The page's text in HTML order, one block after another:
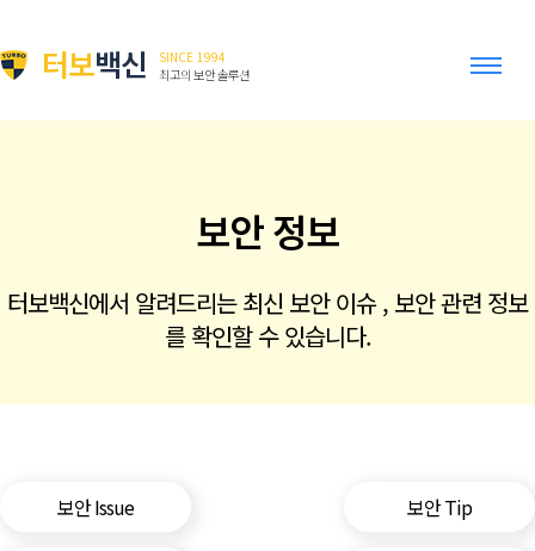
터보백신
SINCE 1994
최고의 보안 솔루션
보안 정보
터보백신에서 알려드리는 최신 보안 이슈 , 보안 관련 정보
를 확인할 수 있습니다.
보안 Issue 보안 Tip